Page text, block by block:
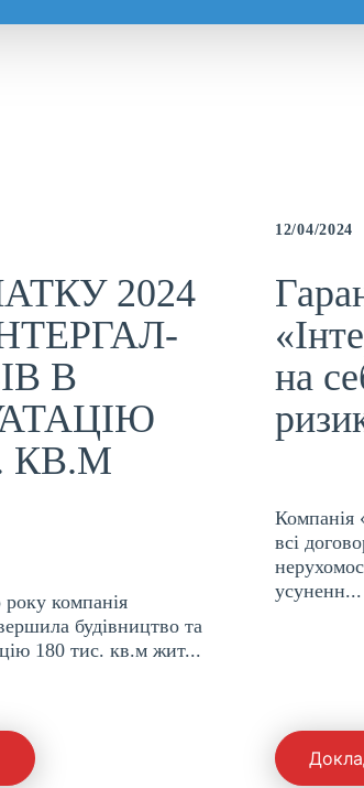
2024
В
КВ.М
компанія
будівництво та
180 тис. кв.м жит...
12/04/2024
на
Компанія
всі
усуненн...